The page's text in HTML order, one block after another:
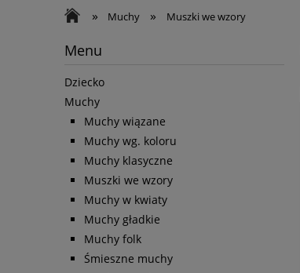
» Muchy » Muszki we wzory
Menu
Dziecko
Muchy
Muchy wiązane
Muchy wg. koloru
Muchy klasyczne
Muszki we wzory
Muchy w kwiaty
Muchy gładkie
Muchy folk
Śmieszne muchy